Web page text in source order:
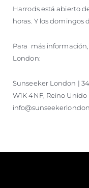
Harrods está abierto
horas. Y los domingos
Para más
London:
Sunseeker London |
W1K 4NF, Reino